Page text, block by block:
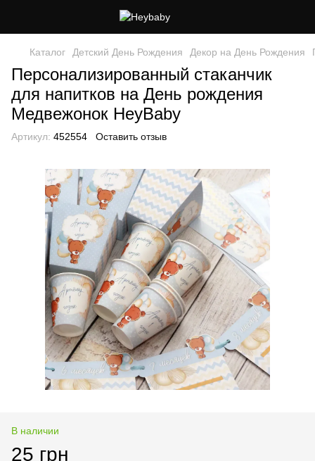
Каталог Детский День Рождения Декор на День Рождения
Персонализированный стаканчик
для напитков на День рождения
Медвежонок HeyBaby
Артикул: 452554 Оставить отзыв
В наличии
25 грн